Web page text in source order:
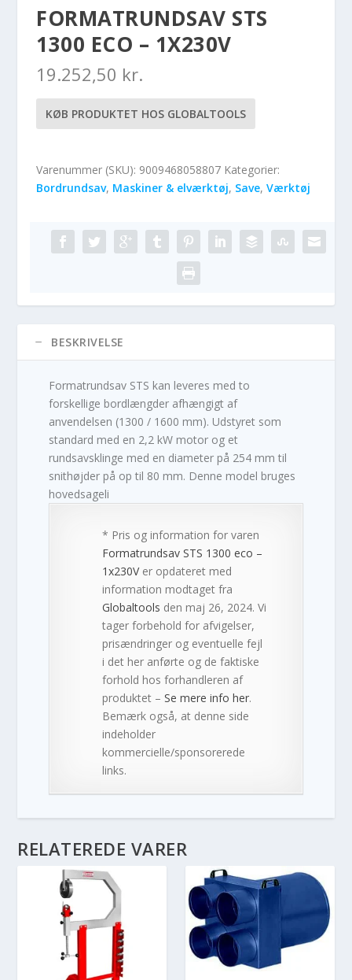
FORMATRUNDSAV STS
1300 ECO – 1X230V
19.252,50 kr.
KØB PRODUKTET HOS GLOBALTOOLS
Varenummer (SKU): 9009468058807 Kategorier:
Bordrundsav, Maskiner & elværktøj, Save,Værktøj
BESKRIVELSE
Formatrundsav STS kan leveres med to
forskellige bordlængder afhængigt af
anvendelsen (1300 / 1600 mm). Udstyret som
standard med en 2,2 kW motor og et
rundsavsklinge med en diameter på 254 mm til
snithøjder på op til 80 mm. Denne model bruges
hovedsageli
* Pris og information for varen
Formatrundsav STS 1300 eco –
1x230Ver opdateret med
information modtaget fra
Globaltools den maj 26, 2024. Vi
tager forbehold for afvigelser,
prisændringer og eventuelle fejl
i det her anførte og de faktiske
forhold hos forhandleren af
produktet –Se mere info her.
Bemærk også, at denne side
indeholder
kommercielle/sponsorerede
links.
RELATEREDE VARER